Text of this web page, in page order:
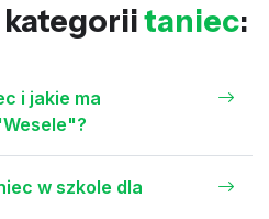
kategoriitaniec:
i jakie ma
w szkole dla